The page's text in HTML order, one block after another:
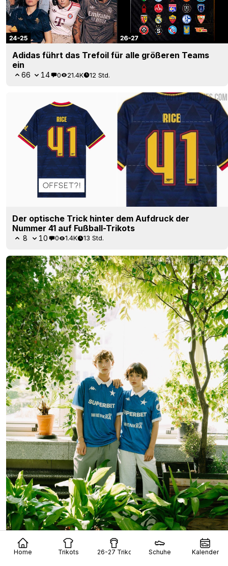
Home Trikots 26-27 Trikots Schuhe Kalender
Adidas führt das Trefoil für alle größeren Teams
ein
66 14 0 21.4K 12 Std.
Der optische Trick hinter dem Aufdruck der
Nummer 41 auf Fußball-Trikots
8 10 0 1.4K 13 Std.
Wisła Krakau 26-27: Drittes Trikot vorgestellt
13 308 13 Std.